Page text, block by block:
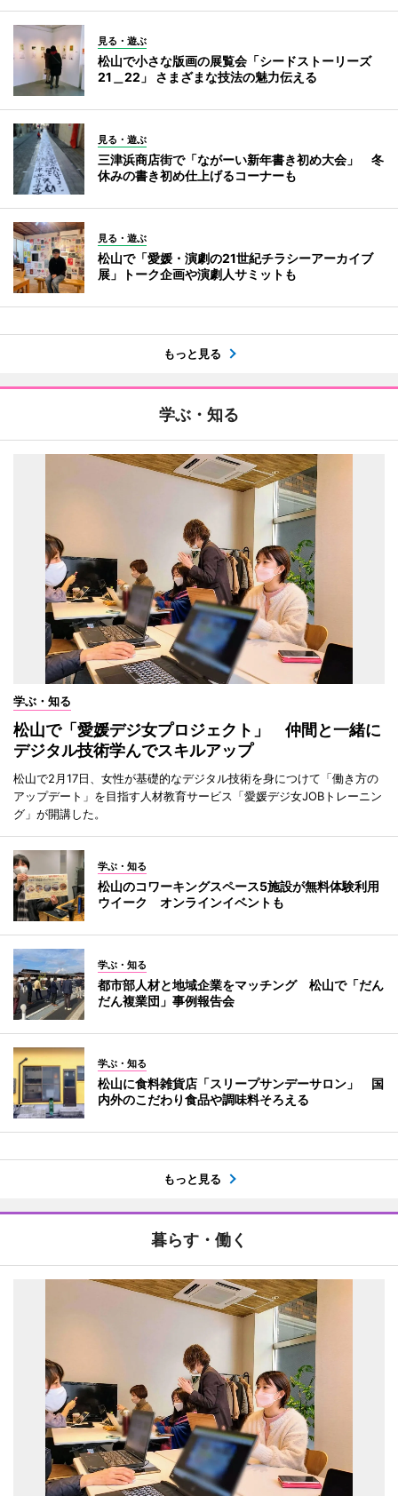
見る・遊ぶ
松山で小さな版画の展覧会「シードストーリーズ
21＿22」 さまざまな技法の魅力伝える
見る・遊ぶ
三津浜商店街で「ながーい新年書き初め大会」 冬
休みの書き初め仕上げるコーナーも
見る・遊ぶ
松山で「愛媛・演劇の21世紀チラシーアーカイブ
展」トーク企画や演劇人サミットも
もっと見る
学ぶ・知る
学ぶ・知る
松山で「愛媛デジ女プロジェクト」 仲間と一緒に
デジタル技術学んでスキルアップ
松山で2月17日、女性が基礎的なデジタル技術を身につけて「働き方の
アップデート」を目指す人材教育サービス「愛媛デジ女JOBトレーニン
グ」が開講した。
学ぶ・知る
松山のコワーキングスペース5施設が無料体験利用
ウイーク オンラインイベントも
学ぶ・知る
都市部人材と地域企業をマッチング 松山で「だん
だん複業団」事例報告会
学ぶ・知る
松山に食料雑貨店「スリープサンデーサロン」 国
内外のこだわり食品や調味料そろえる
もっと見る
暮らす・働く